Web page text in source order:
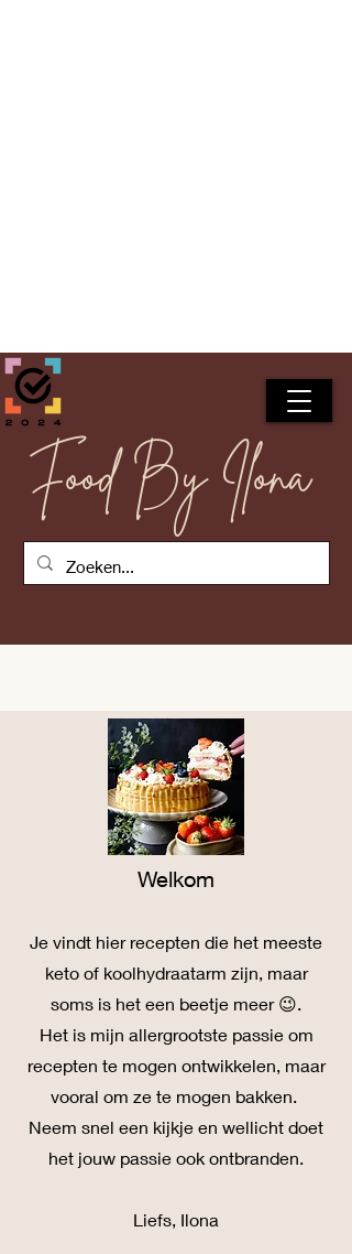
Food By Ilona
Welkom
Je vindt hier recepten die het meeste
keto of koolhydraatarm zijn, maar
soms is het een beetje meer 😉.
Het is mijn allergrootste passie om
recepten te mogen ontwikkelen, maar
vooral om ze te mogen bakken.
Neem snel een kijkje en wellicht doet
het jouw passie ook ontbranden.
Liefs, Ilona